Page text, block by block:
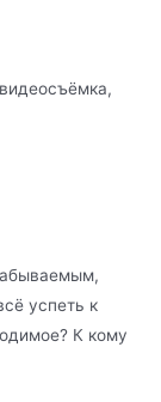
успеть к
К кому